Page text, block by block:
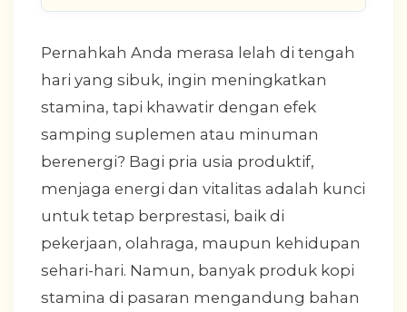
Pernahkah Anda merasa lelah di tengah
hari yang sibuk, ingin meningkatkan
stamina, tapi khawatir dengan efek
samping suplemen atau minuman
berenergi? Bagi pria usia produktif,
menjaga energi dan vitalitas adalah kunci
untuk tetap berprestasi, baik di
pekerjaan, olahraga, maupun kehidupan
sehari-hari. Namun, banyak produk kopi
stamina di pasaran mengandung bahan